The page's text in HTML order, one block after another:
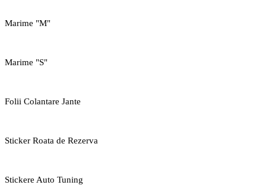
Marime "M"
Marime "S"
Folii Colantare Jante
Sticker Roata de Rezerva
Stickere Auto Tuning